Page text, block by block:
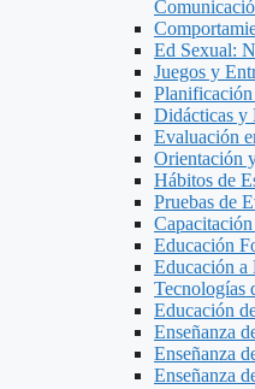
Ed Sexual:
Juegos y
Didácticas y
Evaluación
Orientación
Hábitos de
Pruebas de
Educación
Educación a
Tecnologías
Educación
Enseñanza
Enseñanza
Enseñanza